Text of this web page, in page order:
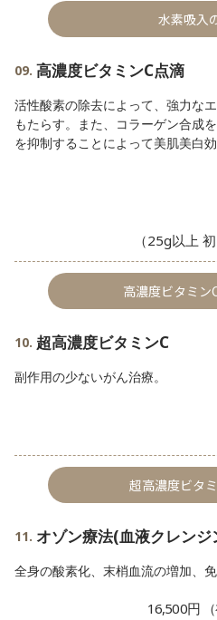
水素吸入
高濃度ビタミンC点滴
活性酸素の除去によって、強力な
もたらす。また、コラーゲン合成
を抑制することによって美肌美白効
（25g以上
高濃度ビタミン
超高濃度ビタミンC
副作用の少ないがん治療。
超高濃度ビタ
オゾン療法(血液クレンジ
全身の酸素化、末梢血流の増加、免
16,500円